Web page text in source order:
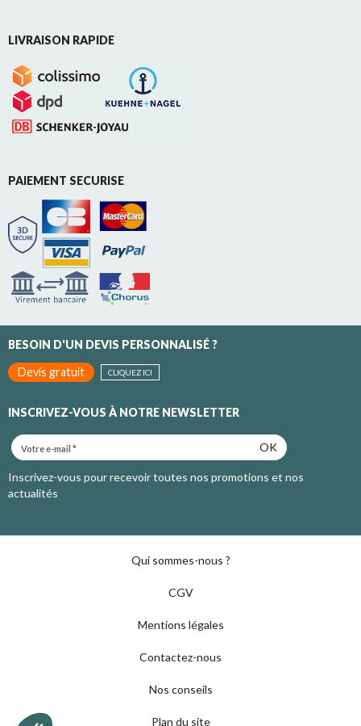
LIVRAISON RAPIDE
PAIEMENT SECURISE
BESOIN D'UN DEVIS PERSONNALISÉ ?
Devis gratuit
CLIQUEZ ICI
INSCRIVEZ-VOUS À NOTRE NEWSLETTER
OK
Inscrivez-vous pour recevoir toutes nos promotions et nos
actualités
Qui sommes-nous ?
CGV
Mentions légales
Contactez-nous
Nos conseils
Plan du site